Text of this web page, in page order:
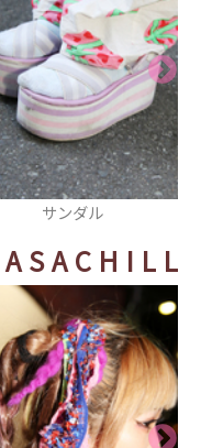
ショルダーバッグ